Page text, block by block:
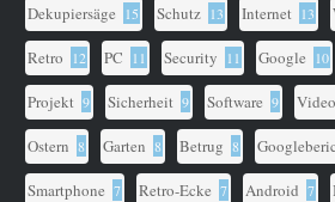
Dekupiersäge 15 Schutz 13 Internet 13
Retro 12 PC 11 Security 11 Google 10
Projekt 9 Sicherheit 9 Software 9 Video
Ostern 8 Garten 8 Betrug 8
Smartphone 7 Retro-Ecke 7 Android 7